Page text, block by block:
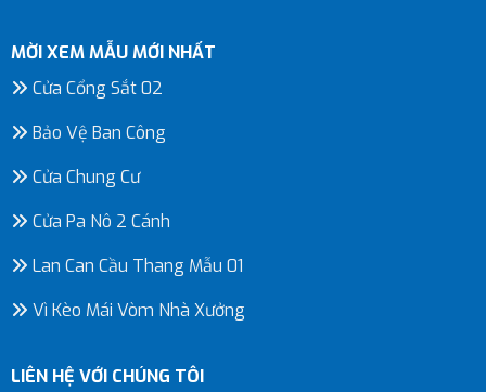
MỜI XEM MẪU MỚI NHẤT
Cửa Cổng Sắt 02
Bảo Vệ Ban Công
Cửa Chung Cư
Cửa Pa Nô 2 Cánh
Lan Can Cầu Thang Mẫu 01
Vì Kèo Mái Vòm Nhà Xưởng
LIÊN HỆ VỚI CHÚNG TÔI